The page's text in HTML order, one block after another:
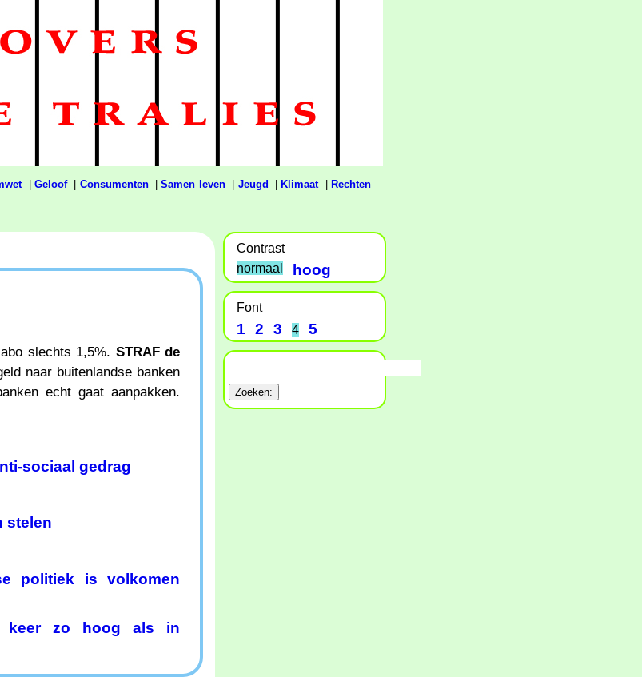
| Geloof| Consumenten|Samen leven| Jeugd Klimaat|
Rechten
slechts 1,5%. STRAF de
naar buitenlandse banken
echt gaat aanpakken.
sociaal gedrag
stelen
politiek is volkomen
keer zo hoog als in
Contrast
normaal
hoog
Font
1 2 3 4 5